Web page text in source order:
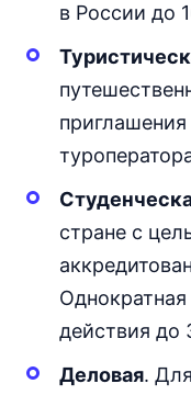
в России до
стране с
действия до
Деловая.